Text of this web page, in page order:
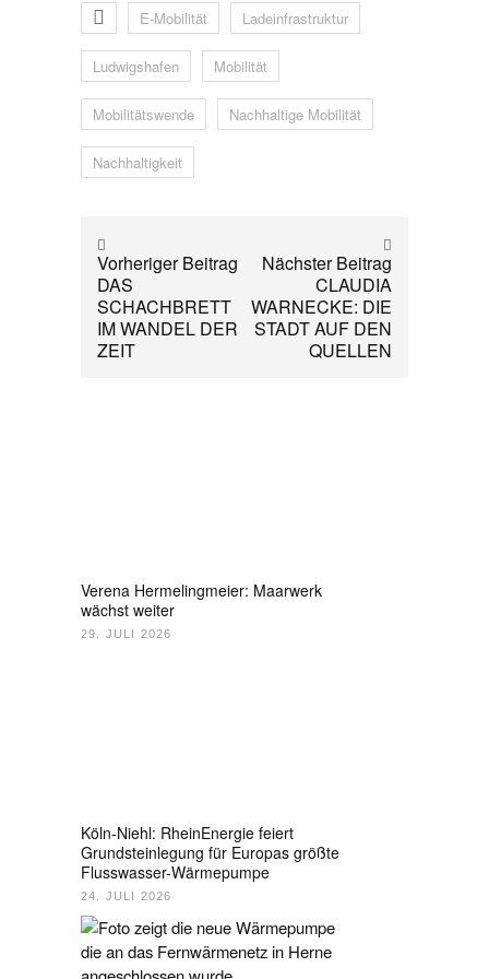
E-Mobilität Ladeinfrastruktur
Ludwigshafen Mobilität
Mobilitätswende Nachhaltige Mobilität
Nachhaltigkeit
Vorheriger Beitrag
DAS
SCHACHBRETT
IM WANDEL DER
ZEIT
Nächster Beitrag
CLAUDIA
WARNECKE: DIE
STADT AUF DEN
QUELLEN
Verena Hermelingmeier: Maarwerk
wächst weiter
29. JULI 2026
Köln-Niehl: RheinEnergie feiert
Grundsteinlegung für Europas größte
Flusswasser-Wärmepumpe
24. JULI 2026